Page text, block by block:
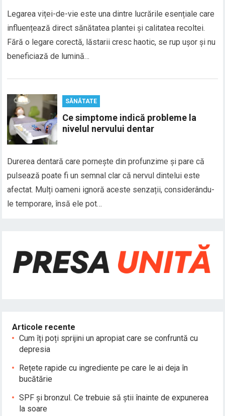
Legarea viței-de-vie este una dintre lucrările esențiale care
influențează direct sănătatea plantei și calitatea recoltei.
Fără o legare corectă, lăstarii cresc haotic, se rup ușor și nu
beneficiază de lumină…
SĂNĂTATE
Ce simptome indică probleme la
nivelul nervului dentar
Durerea dentară care pornește din profunzime și pare că
pulsează poate fi un semnal clar că nervul dintelui este
afectat. Mulți oameni ignoră aceste senzații, considerându-
le temporare, însă ele pot…
Articole recente
Cum îți poți sprijini un apropiat care se confruntă cu
depresia
Rețete rapide cu ingrediente pe care le ai deja în
bucătărie
SPF și bronzul. Ce trebuie să știi înainte de expunerea
la soare